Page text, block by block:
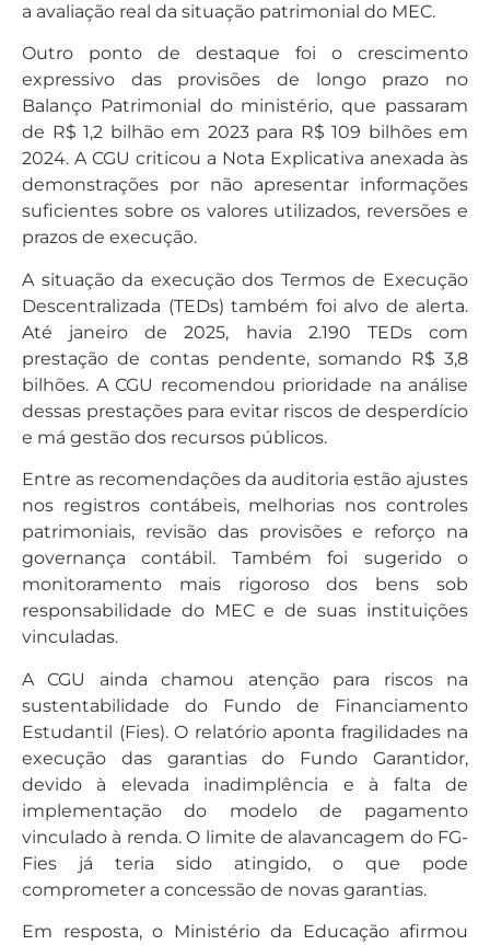
a avaliação real da situação patrimonial do MEC.
Outro ponto de destaque foi o crescimento
expressivo das provisões de longo prazo no
Balanço Patrimonial do ministério, que passaram
de R$ 1,2 bilhão em 2023 para R$ 109 bilhões em
2024. A CGU criticou a Nota Explicativa anexada às
demonstrações por não apresentar informações
suficientes sobre os valores utilizados, reversões e
prazos de execução.
A situação da execução dos Termos de Execução
Descentralizada (TEDs) também foi alvo de alerta.
Até janeiro de 2025, havia 2.190 TEDs com
prestação de contas pendente, somando R$ 3,8
bilhões. A CGU recomendou prioridade na análise
dessas prestações para evitar riscos de desperdício
e má gestão dos recursos públicos.
Entre as recomendações da auditoria estão ajustes
nos registros contábeis, melhorias nos controles
patrimoniais, revisão das provisões e reforço na
governança contábil. Também foi sugerido o
monitoramento mais rigoroso dos bens sob
responsabilidade do MEC e de suas instituições
vinculadas.
A CGU ainda chamou atenção para riscos na
sustentabilidade do Fundo de Financiamento
Estudantil (Fies). O relatório aponta fragilidades na
execução das garantias do Fundo Garantidor,
devido à elevada inadimplência e à falta de
implementação do modelo de pagamento
vinculado à renda. O limite de alavancagem do FG-
Fies já teria sido atingido, o que pode
comprometer a concessão de novas garantias.
Em resposta, o Ministério da Educação afirmou